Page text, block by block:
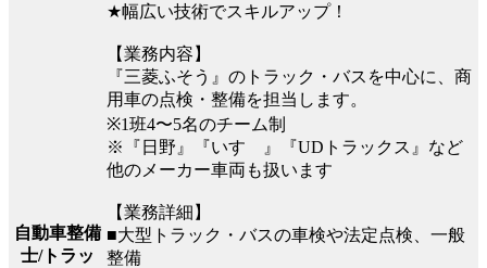
自動車整備
士/トラッ
★幅広い技術でスキルアップ！
【業務内容】
『三菱ふそう』のトラック・バスを中心に、商
用車の点検・整備を担当します。
※1班4〜5名のチーム制
※『日野』『いすゞ』『UDトラックス』など
他のメーカー車両も扱います
【業務詳細】
■大型トラック・バスの車検や法定点検、一般
整備